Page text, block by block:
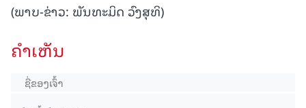
(ພາບ-ຂ່າວ: ພັນທະມິດ ວົງສຸທິ)
ຄໍາເຫັນ